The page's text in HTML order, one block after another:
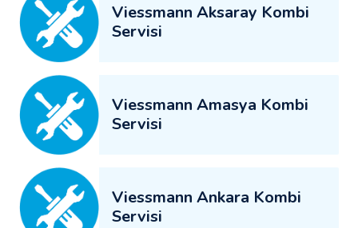
Viessmann Aksaray Kombi
Servisi
Viessmann Amasya Kombi
Servisi
Viessmann Ankara Kombi
Servisi